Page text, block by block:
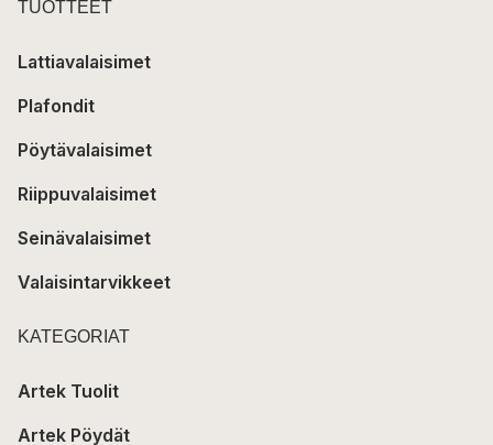
TUOTTEET
Lattiavalaisimet
Plafondit
Pöytävalaisimet
Riippuvalaisimet
Seinävalaisimet
Valaisintarvikkeet
KATEGORIAT
Artek Tuolit
Artek Pöydät